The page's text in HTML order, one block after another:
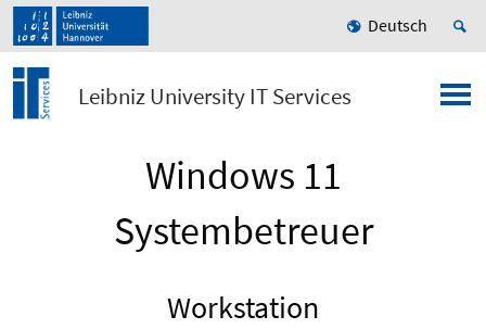
Deutsch
Leibniz University IT Services
Windows 11
Systembetreuer
Workstation